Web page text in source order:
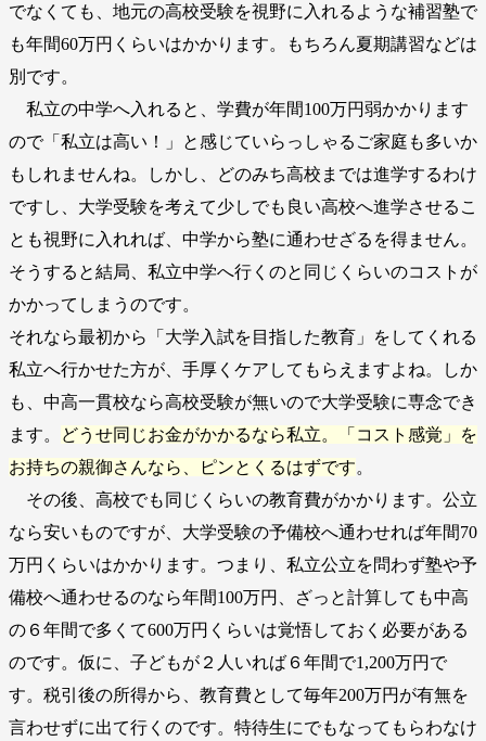
でなくても、地元の高校受験を視野に入れるような補習塾で
も年間60万円くらいはかかります。もちろん夏期講習などは
別です。
私立の中学へ入れると、学費が年間100万円弱かかります
ので「私立は高い！」と感じていらっしゃるご家庭も多いか
もしれませんね。しかし、どのみち高校までは進学するわけ
ですし、大学受験を考えて少しでも良い高校へ進学させるこ
とも視野に入れれば、中学から塾に通わせざるを得ません。
そうすると結局、私立中学へ行くのと同じくらいのコストが
かかってしまうのです。
それなら最初から「大学入試を目指した教育」をしてくれる
私立へ行かせた方が、手厚くケアしてもらえますよね。しか
も、中高一貫校なら高校受験が無いので大学受験に専念でき
ます。
どうせ同じお金がかかるなら私立。「コスト感覚」を
お持ちの親御さんなら、ピンとくるはずです。
その後、高校でも同じくらいの教育費がかかります。公立
なら安いものですが、大学受験の予備校へ通わせれば年間70
万円くらいはかかります。つまり、私立公立を問わず塾や予
備校へ通わせるのなら年間100万円、ざっと計算しても中高
の６年間で多くて600万円くらいは覚悟しておく必要がある
のです。仮に、子どもが２人いれば６年間で1,200万円で
す。税引後の所得から、教育費として毎年200万円が有無を
言わせずに出て行くのです。特待生にでもなってもらわなけ